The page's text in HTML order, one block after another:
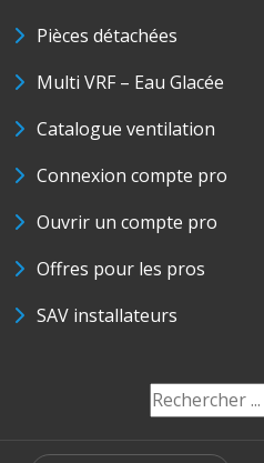
Pièces détachées
Multi VRF – Eau Glacée
Catalogue ventilation
Connexion compte pro
Ouvrir un compte pro
Offres pour les pros
SAV installateurs